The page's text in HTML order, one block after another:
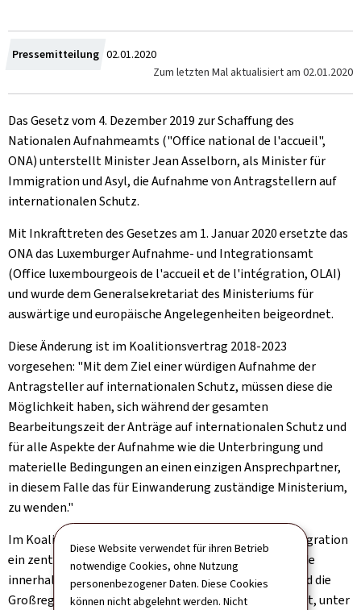
Diese Website verwendet für ihren Betrieb
notwendige Cookies, ohne Nutzung
personenbezogener Daten. Diese Cookies
können nicht abgelehnt werden. Nicht
Pressemitteilung Zum
02.01.2020
Zum letzten Mal aktualisiert am 02.01.2020
Das Gesetz vom 4. Dezember 2019 zur Schaffung des
Nationalen Aufnahmeamts ("Office national de l'accueil",
ONA) unterstellt Minister Jean Asselborn, als Minister für
Immigration und Asyl, die Aufnahme von Antragstellern auf
internationalen Schutz.
Mit Inkrafttreten des Gesetzes am 1. Januar 2020 ersetzte das
ONA das Luxemburger Aufnahme- und Integrationsamt
(Office luxembourgeois de l'accueil et de l'intégration, OLAI)
und wurde dem Generalsekretariat des Ministeriums für
auswärtige und europäische Angelegenheiten beigeordnet.
Diese Änderung ist im Koalitionsvertrag 2018-2023
vorgesehen: "Mit dem Ziel einer würdigen Aufnahme der
Antragsteller auf internationalen Schutz, müssen diese die
Möglichkeit haben, sich während der gesamten
Bearbeitungszeit der Anträge auf internationalen Schutz und
für alle Aspekte der Aufnahme wie die Unterbringung und
materielle Bedingungen an einen einzigen Ansprechpartner,
in diesem Falle das für Einwanderung zuständige Ministerium,
zu wenden."
Im Koalitionsvertrag ist auch festgelegt, dass die Integration
ein zentrales Anliegen der Regierung ist. Deshalb wurde
innerhalb des Ministeriums für Familie, Integration und die
Großregion eine Abteilung für Integration eingerichtet, unter